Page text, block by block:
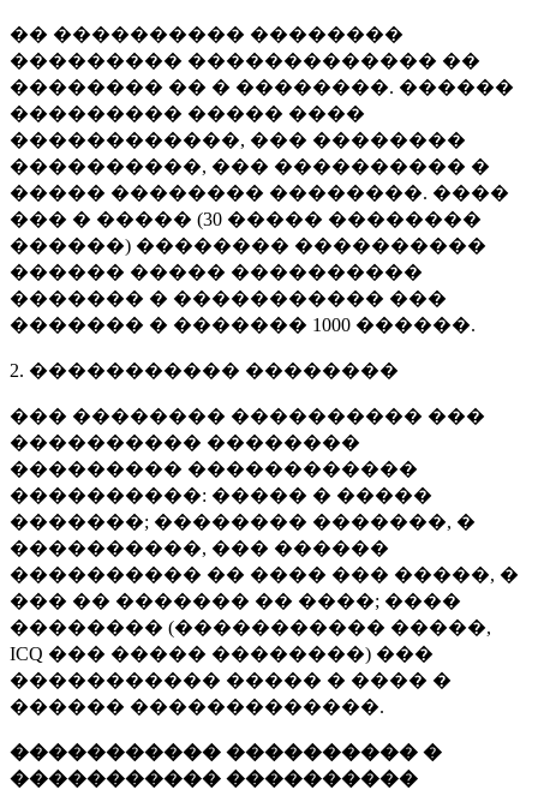
�� ���������� ��������
��������� ������������� ��
�������� �� � ��������. ������
��������� ����� ����
������������, ��� ��������
����������, ��� ���������� �
����� �������� ��������. ����
��� � ����� (30 ����� ��������
������) �������� ����������
������ ����� ����������
������� � ����������� ���
������� � ������� 1000 ������.
2. ����������� ��������
��� �������� ���������� ���
���������� ��������
��������� ������������
����������: ����� � �����
�������; �������� �������, �
����������, ��� ������
���������� �� ���� ��� �����, �
��� �� ������� �� ����; ����
�������� (����������� �����,
ICQ ��� ����� ��������) ���
����������� ����� � ���� �
������ �������������.
����������� ���������� �
����������� ����������